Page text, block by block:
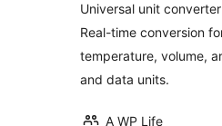
Universal unit
Real-time conversion
temperature, volume,
and data units.
A WP Life